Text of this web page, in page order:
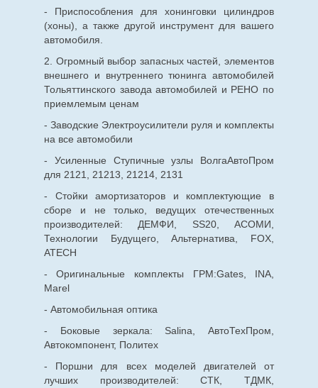
- Приспособления для хонинговки цилиндров
(хоны), а также другой инструмент для вашего
автомобиля.
2. Огромный выбор запасных частей, элементов
внешнего и внутреннего тюнинга автомобилей
Тольяттинского завода автомобилей и РЕНО по
приемлемым ценам
- Заводские Электроусилители руля и комплекты
на все автомобили
- Усиленные Ступичные узлы ВолгаАвтоПром
для 2121, 21213, 21214, 2131
- Стойки амортизаторов и комплектующие в
сборе и не только, ведущих отечественных
производителей: ДЕМФИ, SS20, АСОМИ,
Технологии Будущего, Альтернатива, FOX,
ATECH
- Оригинальные комплекты ГРМ:Gates, INA,
Marel
- Автомобильная оптика
- Боковые зеркала: Salina, АвтоТехПром,
Автокомпонент, Политех
- Поршни для всех моделей двигателей от
лучших производителей: СТК, ТДМК,